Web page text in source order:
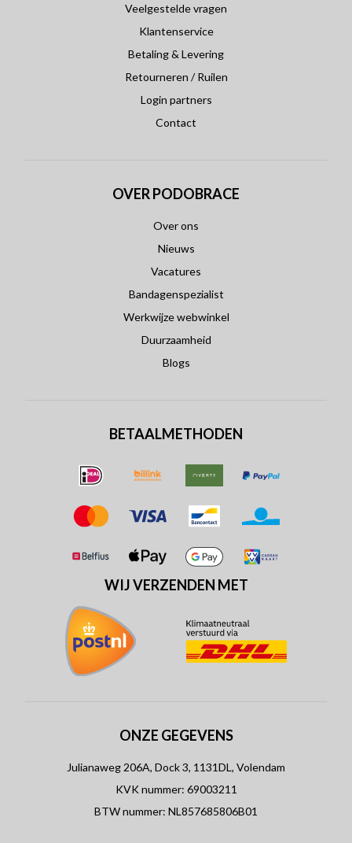
Veelgestelde vragen
Klantenservice
Betaling & Levering
Retourneren / Ruilen
Login partners
Contact
OVER PODOBRACE
Over ons
Nieuws
Vacatures
Bandagenspezialist
Werkwijze webwinkel
Duurzaamheid
Blogs
BETAALMETHODEN
WIJ VERZENDEN MET
ONZE GEGEVENS
Julianaweg 206A, Dock 3, 1131DL, Volendam
KVK nummer: 69003211
BTW nummer: NL857685806B01